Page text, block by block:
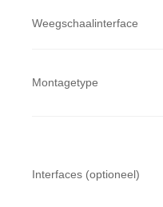
Weegschaalinterface
Montagetype
Interfaces (optioneel)